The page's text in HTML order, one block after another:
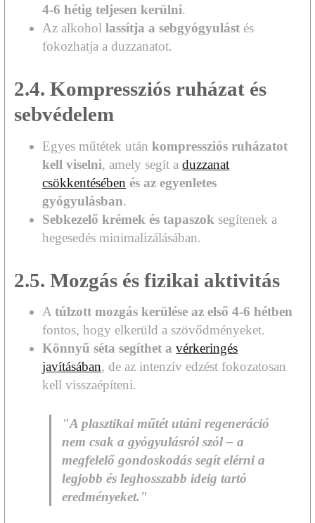
4-6 hétig teljesen kerülni.
Az alkohollassítja a sebgyógyulást és
fokozhatja a duzzanatot.
2.4. Kompressziós ruházat és
sebvédelem
Egyes műtétek utánkompressziós ruházatot
kell viselni, amely segít aduzzanat
csökkentésében és az egyenletes
gyógyulásban.
Sebkezelő krémek és tapaszok segítenek a
hegesedés minimalizálásában.
2.5. Mozgás és fizikai aktivitás
Atúlzott mozgás kerülése az első 4-6 hétben
fontos, hogy elkerüld a szövődményeket.
Könnyű séta segíthet avérkeringés
javításában, de az intenzív edzést fokozatosan
kell visszaépíteni.
"A plasztikai műtét utáni regeneráció
nem csak a gyógyulásról szól – a
megfelelő gondoskodás segít elérni a
legjobb és leghosszabb ideig tartó
eredményeket."